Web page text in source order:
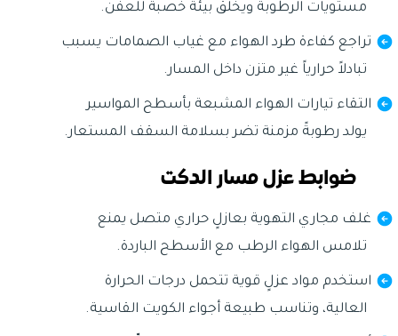
مستويات الرطوبة ويخلق بيئةً خصبة للعفن.
تراجع كفاءة طرد الهواء مع غياب الصمامات يسبب
تبادلاً حرارياً غير متزن داخل المسار.
التقاء تيارات الهواء المشبعة بأسطح المواسير
يولد رطوبةً مزمنة تضر بسلامة السقف المستعار.
ضوابط عزل مسار الدكت
غلف مجاري التهوية بعازلٍ حراري متصل يمنع
تلامس الهواء الرطب مع الأسطح الباردة.
استخدم مواد عزلٍ قوية تتحمل درجات الحرارة
العالية، وتناسب طبيعة أجواء الكويت القاسية.